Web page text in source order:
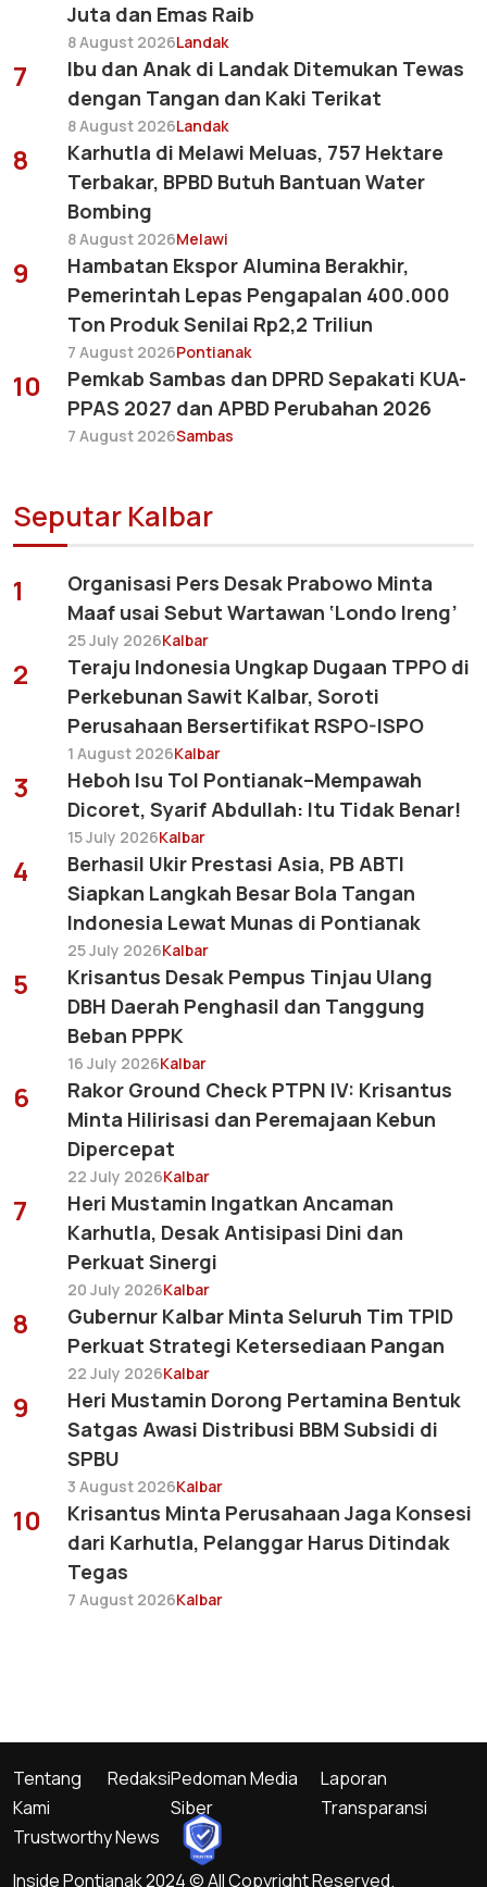
Juta dan Emas Raib
8 August 2026Landak
7
Ibu dan Anak di Landak Ditemukan Tewas
dengan Tangan dan Kaki Terikat
8 August 2026Landak
8
Karhutla di Melawi Meluas, 757 Hektare
Terbakar, BPBD Butuh Bantuan Water
Bombing
8 August 2026Melawi
9
Hambatan Ekspor Alumina Berakhir,
Pemerintah Lepas Pengapalan 400.000
Ton Produk Senilai Rp2,2 Triliun
7 August 2026Pontianak
10
Pemkab Sambas dan DPRD Sepakati KUA-
PPAS 2027 dan APBD Perubahan 2026
7 August 2026Sambas
Seputar Kalbar
1
Organisasi Pers Desak Prabowo Minta
Maaf usai Sebut Wartawan ‘Londo Ireng’
25 July 2026Kalbar
2
Teraju Indonesia Ungkap Dugaan TPPO di
Perkebunan Sawit Kalbar, Soroti
Perusahaan Bersertifikat RSPO-ISPO
1 August 2026Kalbar
3
Heboh Isu Tol Pontianak–Mempawah
Dicoret, Syarif Abdullah: Itu Tidak Benar!
15 July 2026Kalbar
4
Berhasil Ukir Prestasi Asia, PB ABTI
Siapkan Langkah Besar Bola Tangan
Indonesia Lewat Munas di Pontianak
25 July 2026Kalbar
5
Krisantus Desak Pempus Tinjau Ulang
DBH Daerah Penghasil dan Tanggung
Beban PPPK
16 July 2026Kalbar
6
Rakor Ground Check PTPN IV: Krisantus
Minta Hilirisasi dan Peremajaan Kebun
Dipercepat
22 July 2026Kalbar
7
Heri Mustamin Ingatkan Ancaman
Karhutla, Desak Antisipasi Dini dan
Perkuat Sinergi
20 July 2026Kalbar
8
Gubernur Kalbar Minta Seluruh Tim TPID
Perkuat Strategi Ketersediaan Pangan
22 July 2026Kalbar
9
Heri Mustamin Dorong Pertamina Bentuk
Satgas Awasi Distribusi BBM Subsidi di
SPBU
3 August 2026Kalbar
10
Krisantus Minta Perusahaan Jaga Konsesi
dari Karhutla, Pelanggar Harus Ditindak
Tegas
7 August 2026Kalbar
Inside Pontianak 2024 © All Copyright Reserved.
Trustworthy News
Tentang
Kami
RedaksiPedoman Media
Siber
Laporan
Transparansi